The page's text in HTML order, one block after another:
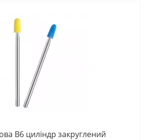
B6 циліндр закруглений